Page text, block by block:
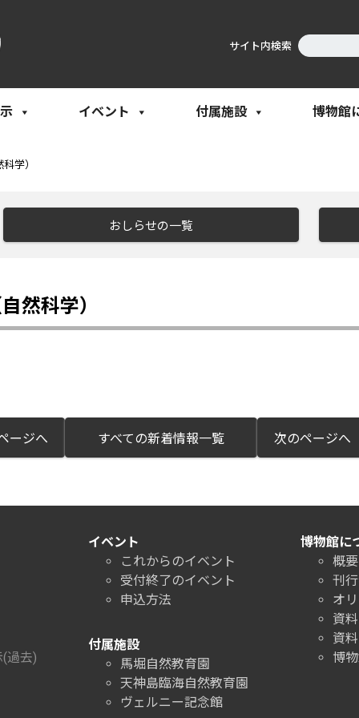
サイト内検索
イベント 付属施設 博物館
学）
おしらせの一覧
然科学）
ージへ すべての新着情報一覧 次のページへ
(過去)
イベント
これからのイベント
受付終了のイベント
申込方法
付属施設
馬堀自然教育園
天神島臨海自然教育園
ヴェルニー記念館
博物館に
概要
刊
オ
資
資
博